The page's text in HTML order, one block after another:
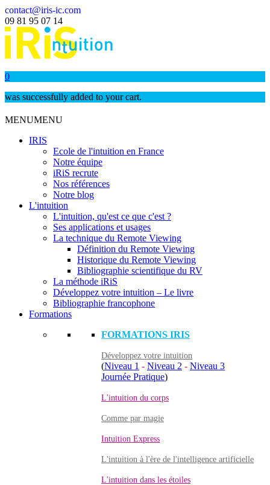
contact@iris-ic.com
09 81 95 07 14
0
was successfully added to your cart.
MENUMENU
IRIS
Ecole de l'intuition en France
Notre équipe
iRiS recrute
Nos références
Notre blog
L'intuition
L'intuition, qu'est ce que c'est ?
Ses applications et usages
La technique du Remote Viewing
Définition du Remote Viewing
Historique du Remote Viewing
Bibliographie scientifique du RV
La méthode iRiS
Développez votre intuition – Le livre
Bibliographie francophone
Formations
FORMATIONS IRIS
Développez votre intuition
(Niveau 1 - Niveau 2 - Niveau 3
Journée Pratique)
L'intuition du corps
Comme par magie
Intuition Express
L'intuition à l'ère de l'intelligence artificielle
L'intuition dans les étoiles